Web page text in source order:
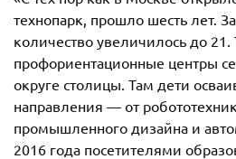
технопарк, прошло шесть лет.
количество увеличилось до 21.
профориентационные центры
округе столицы. Там дети
направления — от
промышленного дизайна и
2016 года посетителями